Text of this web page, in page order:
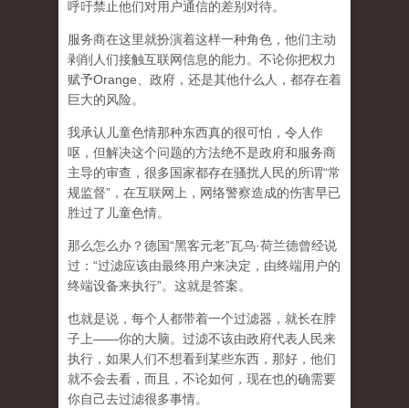
呼吁禁止他们对用户通信的差别对待。
服务商在这里就扮演着这样一种角色，他们主动
剥削人们接触互联网信息的能力。不论你把权力
赋予Orange、政府，还是其他什么人，都存在着
巨大的风险。
我承认儿童色情那种东西真的很可怕，令人作
呕，但解决这个问题的方法绝不是政府和服务商
主导的审查，很多国家都存在骚扰人民的所谓“常
规监督”，在互联网上，网络警察造成的伤害早已
胜过了儿童色情。
那么怎么办？德国“黑客元老”瓦乌·荷兰德曾经说
过：“过滤应该由最终用户来决定，由终端用户的
终端设备来执行”。这就是答案。
也就是说，每个人都带着一个过滤器，就长在脖
子上——你的大脑。过滤不该由政府代表人民来
执行，如果人们不想看到某些东西，那好，他们
就不会去看，而且，不论如何，现在也的确需要
你自己去过滤很多事情。